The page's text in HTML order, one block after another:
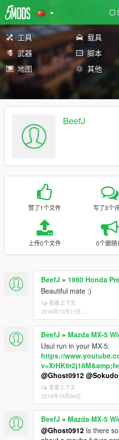
工具 载具
武器
脚本
地图
其他
BeefJ
赞了1个文件 写了3个
上传0个文件 0个跟随
BeefJ » 1980 Honda
Beautiful mate :)
查看上下文
2016年10月11日
BeefJ » Mazda MX-5
Usui run in your MX-5:
https://
@Ghost0912
查看上下文
2016年10月04日
BeefJ » Mazda MX-5
@Ghost0912 Is there